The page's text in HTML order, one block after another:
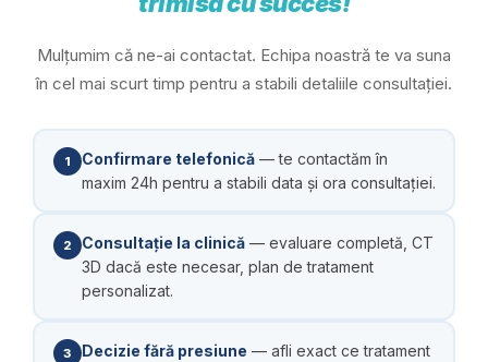
Mulțumim că ne-ai contactat. Echipa noastră te va suna
în cel mai scurt timp pentru a stabili detaliile consultației.
1 Confirmare telefonică— te contactăm în
maxim 24h pentru a stabili data și ora consultației.
2 Consultație la clinică— evaluare completă, CT
3D dacă este necesar, plan de tratament
personalizat.
3 Decizie fără presiune — afli exact ce tratament